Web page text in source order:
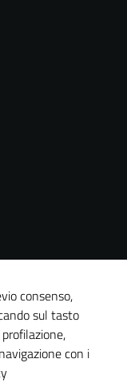
consenso,
sul tasto
con i